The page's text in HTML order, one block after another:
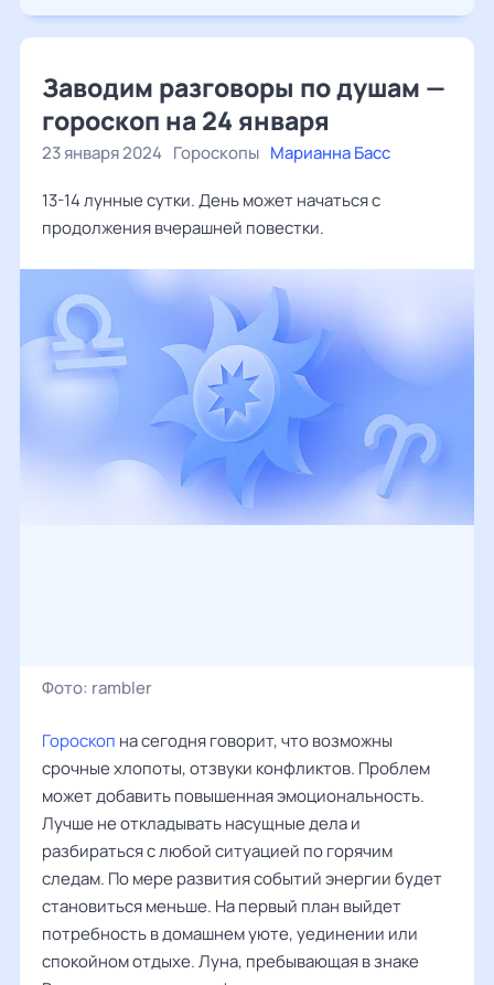
Заводим разговоры по душам —
гороскоп на 24 января
23 января 2024 Гороскопы Марианна Басс
13-14 лунные сутки. День может начаться с
продолжения вчерашней повестки.
Фото: rambler
Гороскоп на сегодня говорит, что возможны
срочные хлопоты, отзвуки конфликтов. Проблем
может добавить повышенная эмоциональность.
Лучше не откладывать насущные дела и
разбираться с любой ситуацией по горячим
следам. По мере развития событий энергии будет
становиться меньше. На первый план выйдет
потребность в домашнем уюте, уединении или
спокойном отдыхе. Луна, пребывающая в знаке